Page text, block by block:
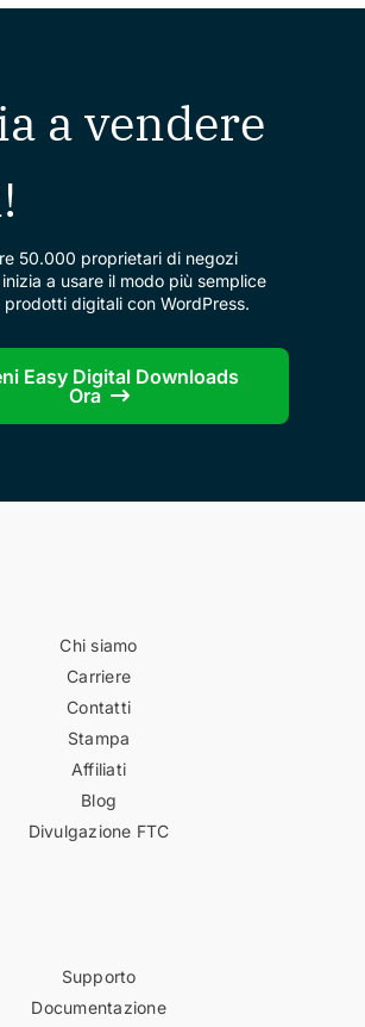
a vendere
50.000 proprietari di negozi
a usare il modo più semplice
digitali con WordPress.
Easy Digital Downloads
Ora
Chi siamo
Carriere
Contatti
Stampa
Affiliati
Blog
Divulgazione FTC
Supporto
Documentazione